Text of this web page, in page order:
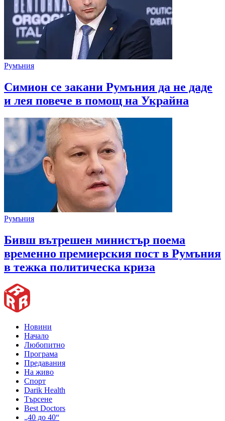
Румъния
Симион се закани Румъния да не даде
и лея повече в помощ на Украйна
Румъния
Бивш вътрешен министър поема
временно премиерския пост в Румъния
в тежка политическа криза
Новини
Начало
Любопитно
Програма
Предавания
На живо
Спорт
Darik Health
Търсене
Best Doctors
„40 до 40“